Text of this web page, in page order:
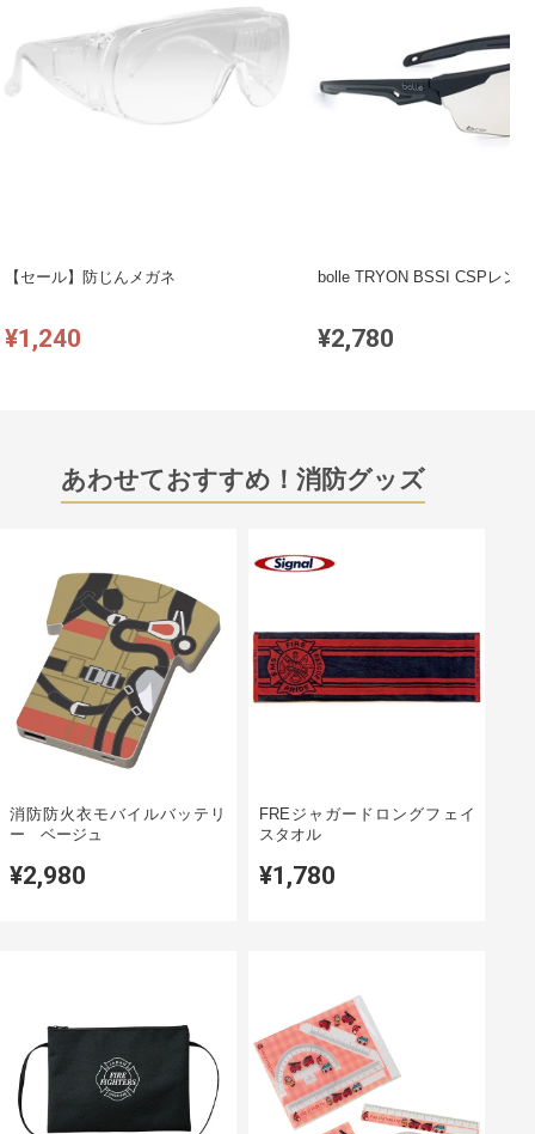
【セール】防じんメガネ
¥1,240
bolle TRYON BSSI CSPレンズ
¥2,780
あわせておすすめ！消防グッズ
消防防火衣モバイルバッテリ
ー ベージュ
¥2,980
FREジャガードロングフェイ
スタオル
¥1,780